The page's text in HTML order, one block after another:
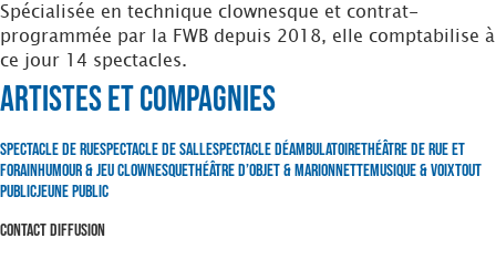
Spécialisée en technique clownesque et contrat-
programmée par la FWB depuis 2018, elle comptabilise à
ce jour 14 spectacles.
Artistes et Compagnies
Spectacle de RueSpectacle de SalleSpectacle DéambulatoireThéâtre de Rue et
ForainHumour & Jeu clownesqueThéâtre d’Objet & MarionnetteMusique & VoixTout
PublicJeune Public
Contact Diffusion